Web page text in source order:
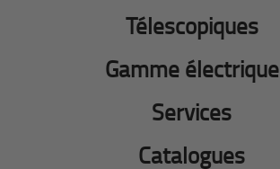
Télescopiques
Gamme électrique
Services
Catalogues